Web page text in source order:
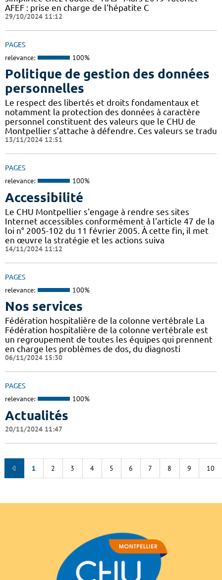
AFEF : prise en charge de l'hépatite C
29/10/2024 11:12
PAGES
relevance: 100%
Politique de gestion des données
personnelles
Le respect des libertés et droits fondamentaux et
notamment la protection des données à caractère
personnel constituent des valeurs que le CHU de
Montpellier s’attache à défendre. Ces valeurs se tradu
13/11/2024 12:51
PAGES
relevance: 100%
Accessibilité
Le CHU Montpellier s'engage à rendre ses sites
Internet accessibles conformément à l'article 47 de la
loi n° 2005-102 du 11 février 2005. À cette fin, il met
en œuvre la stratégie et les actions suiva
14/11/2024 11:12
PAGES
relevance: 100%
Nos services
Fédération hospitalière de la colonne vertébrale La
Fédération hospitalière de la colonne vertébrale est
un regroupement de toutes les équipes qui prennent
en charge les problèmes de dos, du diagnosti
06/11/2024 15:30
PAGES
relevance: 100%
Actualités
20/11/2024 11:47
1 2 3 4 5 6 7 8 9 10